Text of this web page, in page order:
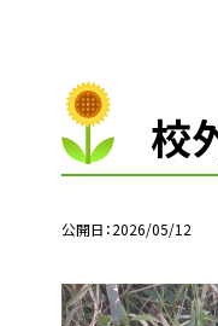
校
公開日 2026/05/12